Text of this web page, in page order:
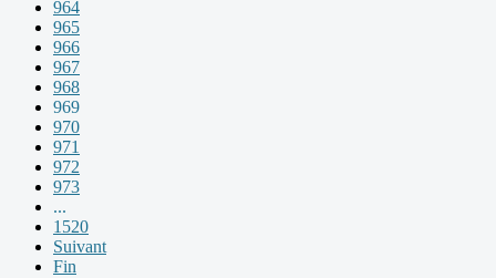
964
965
966
967
968
969
970
971
972
973
...
1520
Suivant
Fin